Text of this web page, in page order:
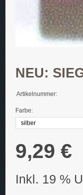
NEU:
Artikelnummer:
Farbe:
9,29 €
Inkl. 19 %